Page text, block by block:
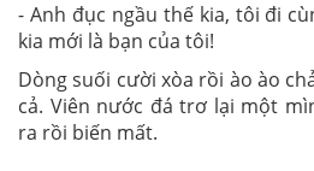
- Anh đục ngầu thế kia, tôi đi
kia mới là bạn của tôi!
Dòng suối cười xòa rồi ào ào
cả. Viên nước đá trơ lại một
ra rồi biến mất.